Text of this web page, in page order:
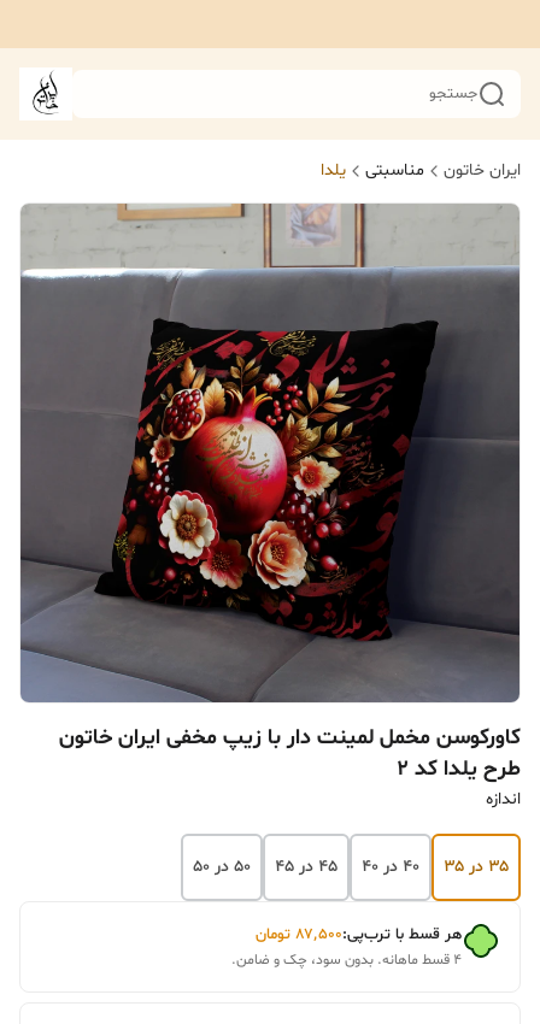
جستجو
ایران خاتون مناسبتی یلدا
کاورکوسن مخمل لمینت دار با زیپ مخفی ایران خاتون
طرح یلدا کد ۲
اندازه
۳۵ در ۳۵ ۴۰ در ۴۰ ۴۵ در ۴۵ ۵۰ در ۵۰
هر قسط با ترب‌پی:۸۷٬۵۰۰ تومان
۴ قسط ماهانه. بدون سود، چک و ضامن.